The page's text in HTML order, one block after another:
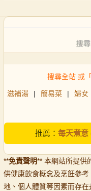
搜尋全站 或
滋補湯 | 簡易菜 | 婦女
推薦： 每天煮意
**免責聲明** 本網站所提供
供健康飲食概念及烹飪參
地、個人體質等因素而存